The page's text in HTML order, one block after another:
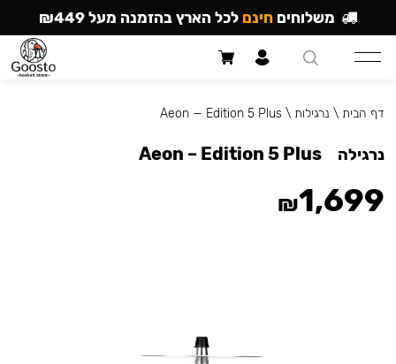
דף הבית \ נרגילות \
Aeon — Edition 5 Plus
נרגילה Aeon – Edition 5 Plus
₪1,699
משלוחים חינם לכל הארץ בהזמנה מעל ₪449